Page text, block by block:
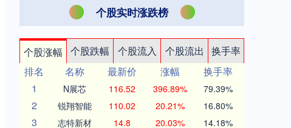
个股实时涨跌榜
个股涨幅 个股跌幅 个股流入 个股流出
换手率
排名
名称 最新价 涨幅
换手率
1
N展芯 116.52 396.89% 79.39%
2 锐翔智能 110.02 20.21% 16.80%
3 志特新材 14.8 20.03% 14.18%